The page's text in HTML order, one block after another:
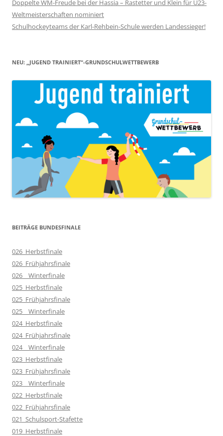
Doppelte WM-Freude bei der Hassia – Rastetter und Klein für U23-
Weltmeisterschaften nominiert
Schulhockeyteams der Karl-Rehbein-Schule werden Landessieger!
NEU: „JUGEND TRAINIERT“-GRUNDSCHULWETTBEWERB
BEITRÄGE BUNDESFINALE
026_Herbstfinale
026_Frühjahrsfinale
026__Winterfinale
025_Herbstfinale
025_Frühjahrsfinale
025__Winterfinale
024_Herbstfinale
024_Frühjahrsfinale
024__Winterfinale
023_Herbstfinale
023_Frühjahrsfinale
023__Winterfinale
022_Herbstfinale
022_Frühjahrsfinale
021_Schulsport-Stafette
019_Herbstfinale